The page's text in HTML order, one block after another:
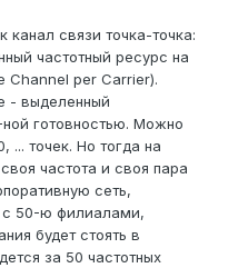
канал связи точка-точка:
частотный ресурс на
Channel per Carrier).
- выделенный
готовностью. Можно
... точек. Но тогда на
частота и своя пара
сеть,
с 50-ю филиалами,
будет стоять в
за 50 частотных